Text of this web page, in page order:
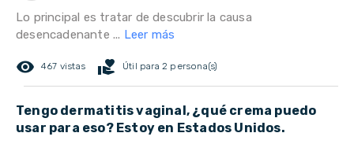
Lo principal es tratar de descubrir la causa
desencadenante ... Leer más
remove_red_eye 467 vistas volunteer_activism Útil para 2 persona(s)
Tengo dermatitis vaginal, ¿qué crema puedo
usar para eso? Estoy en Estados Unidos.